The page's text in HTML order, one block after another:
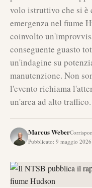
volo istruttivo che si è
emergenza nel fiume
coinvolto
conseguente guasto
un'indagine su
manutenzione. Non
l'evento richiama
un'area ad alto traffico.
Marcus Weber
Pubblicato: 9 maggio 2026